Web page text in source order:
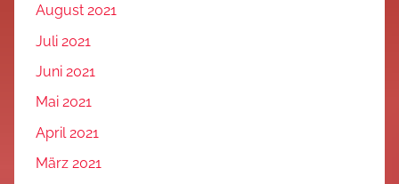
August 2021
Juli 2021
Juni 2021
Mai 2021
April 2021
März 2021